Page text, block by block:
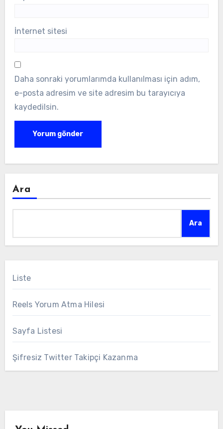
İnternet sitesi
Daha sonraki yorumlarımda kullanılması için adım,
e-posta adresim ve site adresim bu tarayıcıya
kaydedilsin.
Ara
Ara
Liste
Reels Yorum Atma Hilesi
Sayfa Listesi
Şifresiz Twitter Takipçi Kazanma